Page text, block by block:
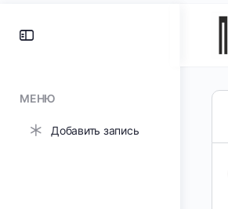
МЕНЮ
Добавить запись